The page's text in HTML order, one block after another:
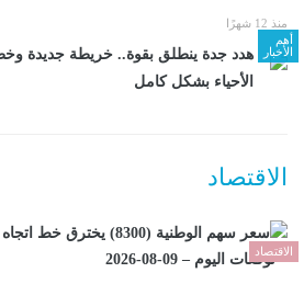
منذ 12 شهرًا
أهم
الأخبار
هدد جدة ينطلق بقوة.. خريطة جديدة
الأحياء بشكل كامل
الاقتصاد
الاقتصاد